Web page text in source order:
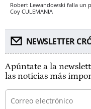
Robert Lewandowski falla un
Coy CULEMANIA
NEWSLETTER
Apúntate a la
las noticias más